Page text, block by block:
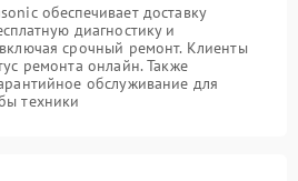
обеспечивает доставку
диагностику и
срочный ремонт. Клиенты
ремонта онлайн. Также
обслуживание для
техники